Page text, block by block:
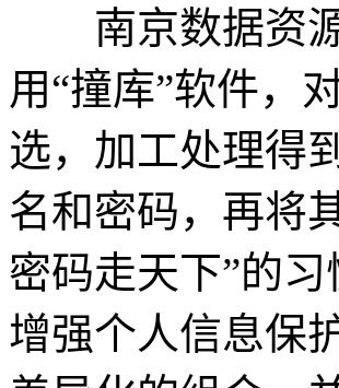
南京数据资源
用“撞库”软件，
选，加工处理得
名和密码，再将
密码走天下”的
增强个人信息保